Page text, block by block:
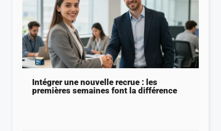
Intégrer une nouvelle recrue : les
premières semaines font la différence